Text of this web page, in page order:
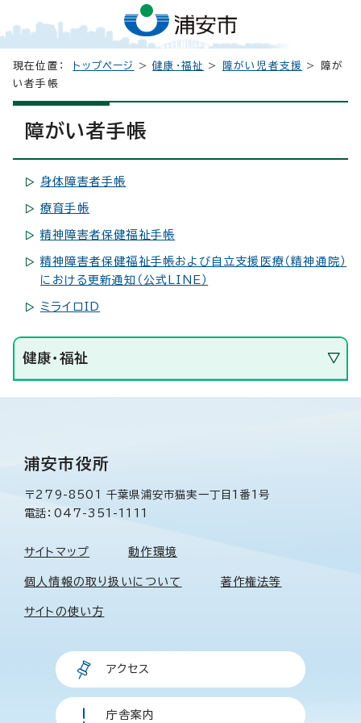
現在位置： トップページ >健康・福祉 > 障がい児者支援
> 障が
い者手帳
障がい者手帳
身体障害者手帳
療育手帳
精神障害者保健福祉手帳
精神障害者保健福祉手帳および自立支援医療（精神通院）
における更新通知（公式LINE）
ミライロID
健康・福祉
浦安市役所
〒279-8501 千葉県浦安市猫実一丁目1番1号
電話：047-351-1111
サイトマップ 動作環境
個人情報の取り扱いについて 著作権法等
サイトの使い方
アクセス
庁舎案内